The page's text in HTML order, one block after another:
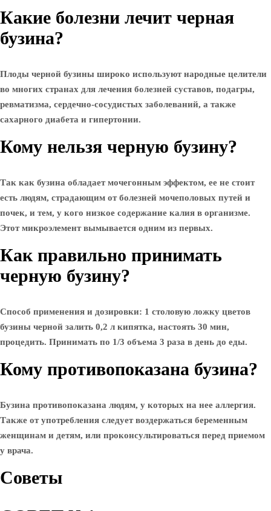
Какие болезни лечит черная
бузина?
Плоды черной бузины широко используют народные целители
во многих странах для лечения болезней суставов, подагры,
ревматизма, сердечно-сосудистых заболеваний, а также
сахарного диабета и гипертонии.
Кому нельзя черную бузину?
Так как бузина обладает мочегонным эффектом, ее не стоит
есть людям, страдающим от болезней мочеполовых путей и
почек, и тем, у кого низкое содержание калия в организме.
Этот микроэлемент вымывается одним из первых.
Как правильно принимать
черную бузину?
Способ применения и дозировки: 1 столовую ложку цветов
бузины черной залить 0,2 л кипятка, настоять 30 мин,
процедить. Принимать по 1/3 объема 3 раза в день до еды.
Кому противопоказана бузина?
Бузина противопоказана людям, у которых на нее аллергия.
Также от употребления следует воздержаться беременным
женщинам и детям, или проконсультироваться перед приемом
у врача.
Советы